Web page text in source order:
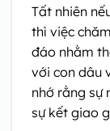
Tất nhiên
thì việc
đáo nhằm
với con dâu
nhớ rằng sự
sự kết giao